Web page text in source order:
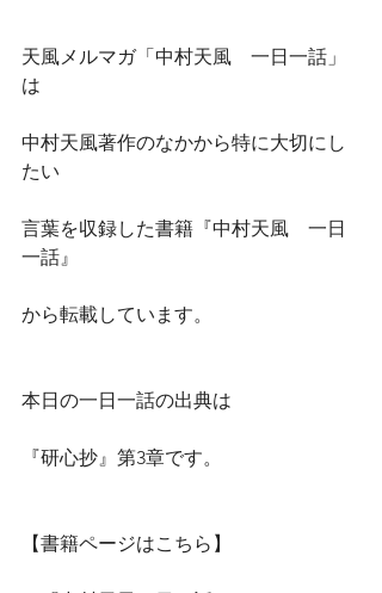
天風メルマガ「中村天風　一日一話」
は
中村天風著作のなかから特に大切にし
たい
言葉を収録した書籍『中村天風　一日
一話』
から転載しています。
本日の一日一話の出典は
『研心抄』第3章です。
【書籍ページはこちら】